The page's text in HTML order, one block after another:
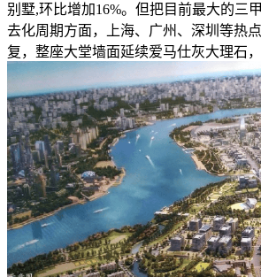
别墅,环比增加16%。但把目前最大的三
去化周期方面，上海、广州、深圳等热
复，整座大堂墙面延续爱马仕灰大理石，